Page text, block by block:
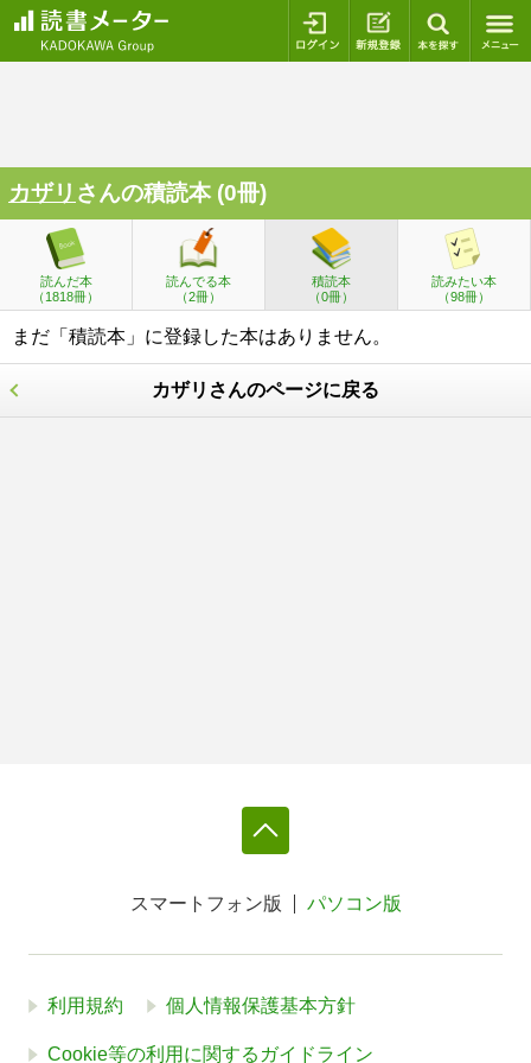
ログイン 新規登録
カザリ さんの積読本 (0冊)
読んだ本
（1818冊）
読んでる本
（2冊）
積読本
（0冊）
読みたい本
（98冊）
まだ「積読本」に登録した本はありません。
カザリさんのページに戻る
スマートフォン版 パソコン版
利用規約 個人情報保護基本方針
Cookie等の利用に関するガイドライン